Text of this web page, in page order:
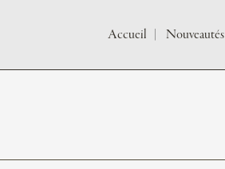
Accueil Nouveautés